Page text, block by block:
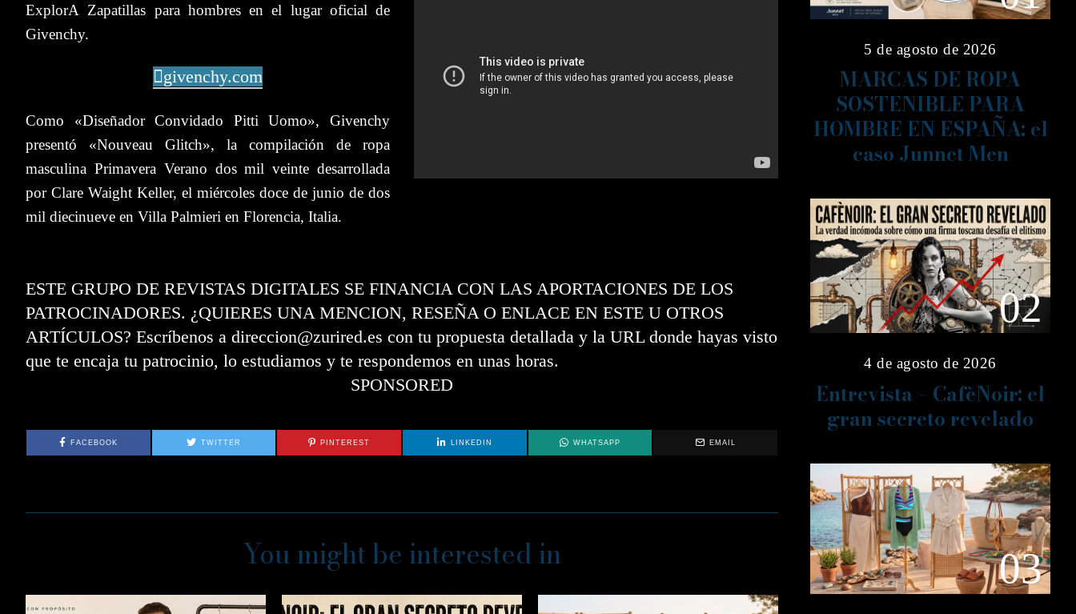
ExplorA Zapatillas para hombres en el lugar oficial de
Givenchy.
givenchy.com
Como «Diseñador Convidado Pitti Uomo», Givenchy
presentó «Nouveau Glitch», la compilación de ropa
masculina Primavera Verano dos mil veinte desarrollada
por Clare Waight Keller, el miércoles doce de junio de dos
mil diecinueve en Villa Palmieri en Florencia, Italia.
ESTE GRUPO DE REVISTAS DIGITALES SE FINANCIA CON LAS APORTACIONES DE LOS
PATROCINADORES. ¿QUIERES UNA MENCION, RESEÑA O ENLACE EN ESTE U OTROS
ARTÍCULOS? Escríbenos a direccion@zurired.es con tu propuesta detallada y la URL donde hayas visto
que te encaja tu patrocinio, lo estudiamos y te respondemos en unas horas.
SPONSORED
FACEBOOK TWITTER PINTEREST LINKEDIN WHATSAPP EMAIL
You might be interested in
5 de agosto de 2026
MARCAS DE ROPA
SOSTENIBLE PARA
HOMBRE EN ESPAÑA: el
caso Junnet Men
02
4 de agosto de 2026
Entrevista – CafèNoir: el
gran secreto revelado
03